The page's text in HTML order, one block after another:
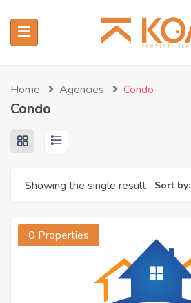
Home Agencies Condo
Condo
Showing the single result Sort by:
0 Properties